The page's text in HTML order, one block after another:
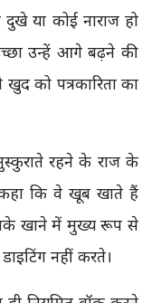
या कोई नाराज हो
उन्हें आगे बढ़ने की
को पत्रकारिता का
रहने के राज के
कि वे खूब खाते हैं
खाने में मुख्य रूप से
नहीं करते।